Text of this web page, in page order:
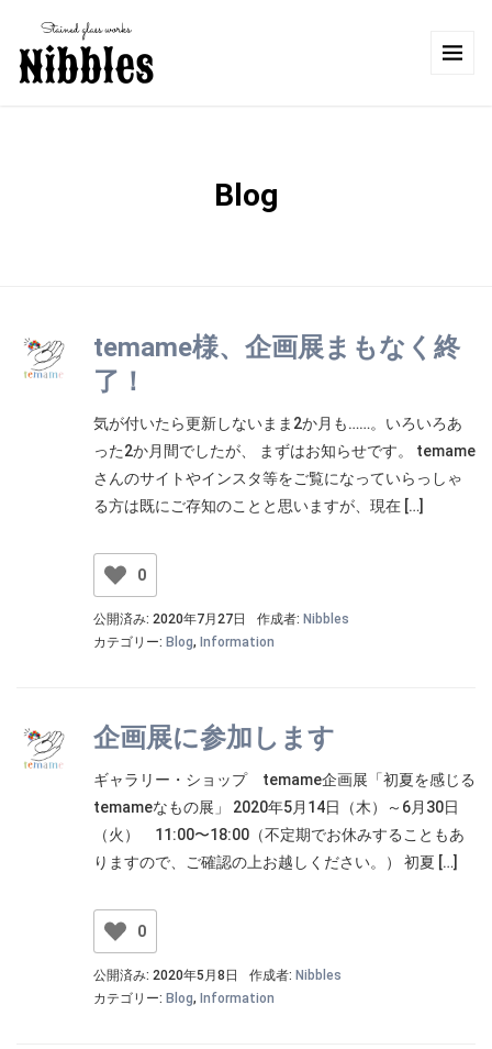
Blog
temame様、企画展まもなく終
了！
気が付いたら更新しないまま2か月も……。いろいろあ
った2か月間でしたが、 まずはお知らせです。 temame
さんのサイトやインスタ等をご覧になっていらっしゃ
る方は既にご存知のことと思いますが、現在 […]
0
公開済み: 2020年7月27日 作成者: Nibbles
カテゴリー: Blog, Information
企画展に参加します
ギャラリー・ショップ temame企画展「初夏を感じる
temameなもの展」 2020年5月14日（木）～6月30日
（火） 11:00〜18:00（不定期でお休みすることもあ
りますので、ご確認の上お越しください。） 初夏 […]
0
公開済み: 2020年5月8日 作成者: Nibbles
カテゴリー: Blog, Information